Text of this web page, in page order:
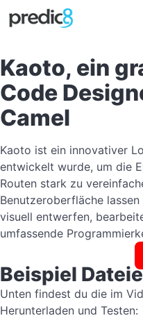
Kaoto, ein
Code
Camel
Kaoto ist ein innovativer
entwickelt wurde, um die
Routen stark zu
Benutzeroberfläche
visuell entwerfen,
umfassende
Beispiel
Unten findest du die im
Herunterladen und Testen: